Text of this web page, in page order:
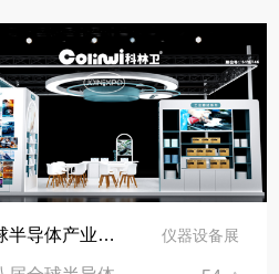
全球半导体产业（重庆）博览会展台设计搭建公司 仪器设备展